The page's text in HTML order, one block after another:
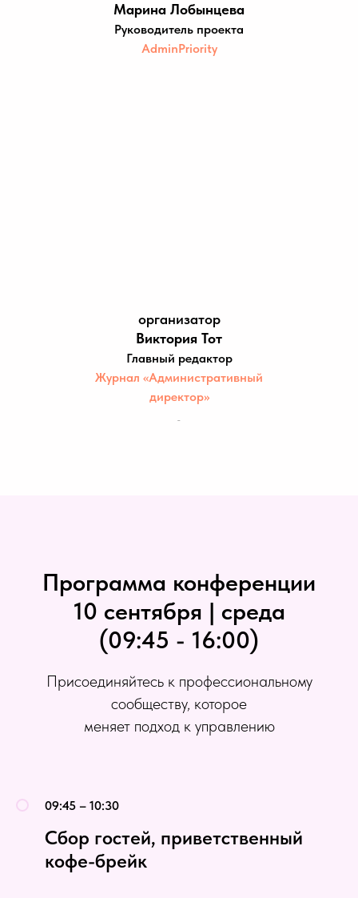
Марина Лобынцева
Руководитель проекта
AdminPriority
организатор
Виктория Тот
Главный редактор
Журнал «Административный
директор»
Программа конференции
10 сентября | среда
(09:45 - 16:00)
Присоединяйтесь к профессиональному
сообществу, которое
меняет подход к управлению
09:45 – 10:30
Сбор гостей, приветственный
кофе-брейк